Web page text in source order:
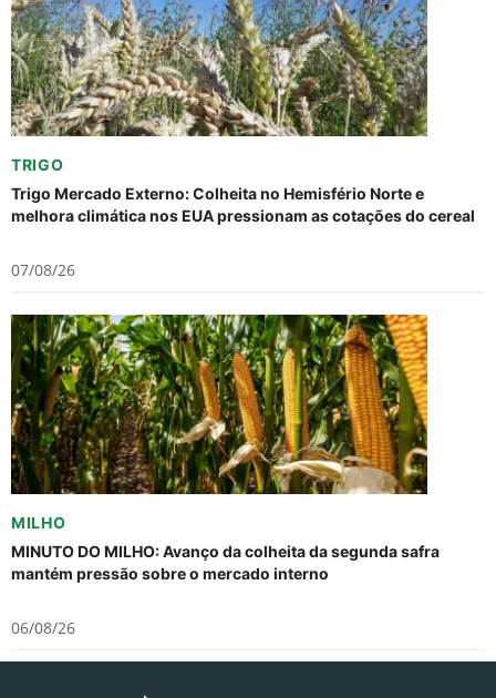
TRIGO
Trigo Mercado Externo: Colheita no Hemisfério Norte e
melhora climática nos EUA pressionam as cotações do cereal
07/08/26
MILHO
MINUTO DO MILHO: Avanço da colheita da segunda safra
mantém pressão sobre o mercado interno
06/08/26